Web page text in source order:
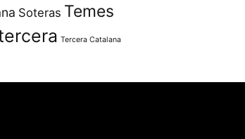
Soteras Temes
Tercera Catalana